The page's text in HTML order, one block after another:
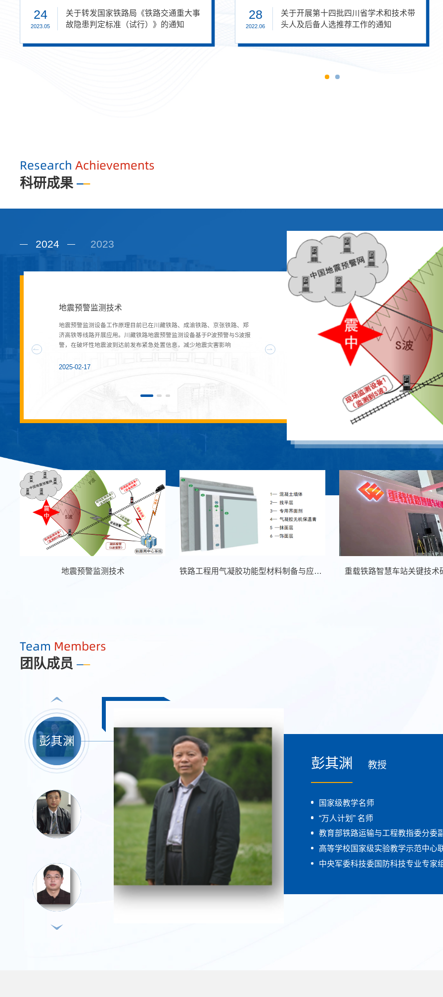
24
2023.05
关于转发国家铁路局《铁路交通重大事
故隐患判定标准（试行）》的通知
28
2022.06
关于开展第十四批四川省学术和技术带
头人及后备人选推荐工作的通知
24
2023.05
关于转发国家铁路局《铁路交通重大事
故隐患判定标准（试行）》的通知
28
2022.06
关于开展第十四批四川省学术和技术带
头人及后备人选推荐工作的通知
ResearchAchievements
科研成果
2024 2023
重载铁路智慧车站关键技术研究与应用
针对目前重载铁路技术站调度指挥和作业管理以人工为主，集中化、自动
化和智能化水平不高等问题，提出了基于数据驱动的技术站智能调度与调
车机车自动驾驶技术体系。目前该项目正在国能集团包神铁路万水泉南站
于联调阶段。研发智能调度系统，实现了车路自动推算、计划自动编制、
行车凭证自动下发、进路自动集中控制等。研制了基于5G通信的智能作业
2025-02-17
地震预警监测技术
地震预警监测设备工作原理目前已在川藏铁路、成渝铁路、京张铁路、郑
济高铁等线路开展应用。川藏铁路地震预警监测设备基于P波预警与S波报
警，在破坏性地震波到达前发布紧急处置信息，减少地震灾害影响
2025-02-17
铁路工程用气凝胶功能型材料制备与应用关键技术研究
1.1气凝胶涂料AG-DC-C将纳米孔隙结构的SiO2气凝胶材料、水泥、熟石
灰和轻质骨料等材料复合而成的一种粉体状材料，使用时加水经过简单的
搅拌而得到泥浆状保温材料。该材料可塑性好，可采用刮抹、喷涂等方式
实现保温隔音找平一体化解决方案。1.2气凝胶毡GJN400是将二氧化硅气
凝胶与特殊纤维，通过中凝自主创新的纳米复合工艺制备而成的一种柔性
2025-02-17
重载铁路智慧车站关键技术研究与应用
针对目前重载铁路技术站调度指挥和作业管理以人工为主，集中化、自动
化和智能化水平不高等问题，提出了基于数据驱动的技术站智能调度与调
车机车自动驾驶技术体系。目前该项目正在国能集团包神铁路万水泉南站
于联调阶段。研发智能调度系统，实现了车路自动推算、计划自动编制、
行车凭证自动下发、进路自动集中控制等。研制了基于5G通信的智能作业
2025-02-17
地震预警监测技术
地震预警监测设备工作原理目前已在川藏铁路、成渝铁路、京张铁路、郑
济高铁等线路开展应用。川藏铁路地震预警监测设备基于P波预警与S波报
警，在破坏性地震波到达前发布紧急处置信息，减少地震灾害影响
2025-02-17
地震预警监测技术 铁路工程用气凝胶功能型材料制备与应用关键技术研究 重载铁路智慧车站关键技术
Team Members
团队成员
彭其渊
马剑
四川省学术和技术带头人后备人选
中国建筑学会火灾风险评估专委会
公共安全科学技术学会人员安全专
彭其渊 教授
国家级教学名师
“万人计划” 名师
教育部铁路运输与工程教指委分委
高等学校国家级实验教学示范中心
中央军委科技委国防科技专业专家
帅斌 教授
教育部教指委交通运输分委会指导
中国系统工程学会委员
中国智能交通协会安全专委会委员
运营安全保障铁路行业工程研究中
综合交通运输智能化国家地方联合
王平 教授
国家杰青青年基金项目获得者
国家铁路局技术标准委员会委员
铁路总公司技术委员会专家组成员
川藏铁路科技攻关联合行动总体专
科技部国家重点研发计划“先进轨
李宗平
教育部第六届安全工程专业教指委
四川省综合运输重点实验室主任
综合交通运输智能化国家地方联合
马剑
四川省学术和技术带头人后备人选
中国建筑学会火灾风险评估专委会
公共安全科学技术学会人员安全专
彭其渊 教授
国家级教学名师
“万人计划” 名师
教育部铁路运输与工程教指委分委
高等学校国家级实验教学示范中心
中央军委科技委国防科技专业专家